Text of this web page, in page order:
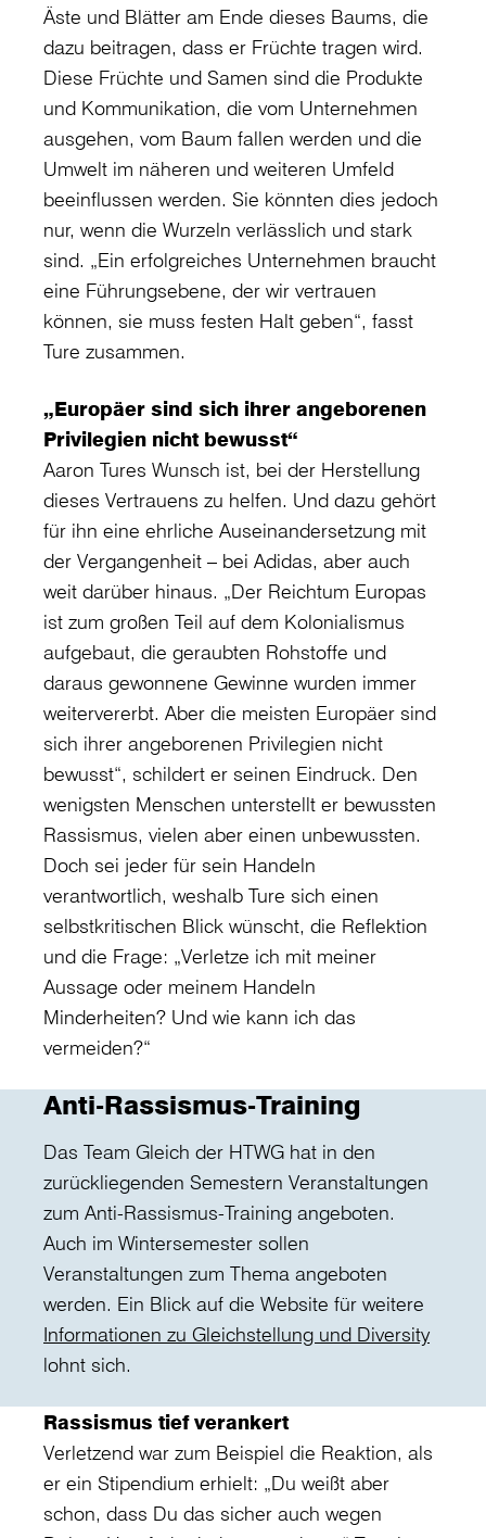
Äste und Blätter am Ende dieses Baums, die
dazu beitragen, dass er Früchte tragen wird.
Diese Früchte und Samen sind die Produkte
und Kommunikation, die vom Unternehmen
ausgehen, vom Baum fallen werden und die
Umwelt im näheren und weiteren Umfeld
beeinflussen werden. Sie könnten dies jedoch
nur, wenn die Wurzeln verlässlich und stark
sind. „Ein erfolgreiches Unternehmen braucht
eine Führungsebene, der wir vertrauen
können, sie muss festen Halt geben“, fasst
Ture zusammen.
„Europäer sind sich ihrer angeborenen
Privilegien nicht bewusst“
Aaron Tures Wunsch ist, bei der Herstellung
dieses Vertrauens zu helfen. Und dazu gehört
für ihn eine ehrliche Auseinandersetzung mit
der Vergangenheit – bei Adidas, aber auch
weit darüber hinaus. „Der Reichtum Europas
ist zum großen Teil auf dem Kolonialismus
aufgebaut, die geraubten Rohstoffe und
daraus gewonnene Gewinne wurden immer
weitervererbt. Aber die meisten Europäer sind
sich ihrer angeborenen Privilegien nicht
bewusst“, schildert er seinen Eindruck. Den
wenigsten Menschen unterstellt er bewussten
Rassismus, vielen aber einen unbewussten.
Doch sei jeder für sein Handeln
verantwortlich, weshalb Ture sich einen
selbstkritischen Blick wünscht, die Reflektion
und die Frage: „Verletze ich mit meiner
Aussage oder meinem Handeln
Minderheiten? Und wie kann ich das
vermeiden?“
Anti-Rassismus-Training
Das Team Gleich der HTWG hat in den
zurückliegenden Semestern Veranstaltungen
zum Anti-Rassismus-Training angeboten.
Auch im Wintersemester sollen
Veranstaltungen zum Thema angeboten
werden. Ein Blick auf die Website für weitere
Informationen zu Gleichstellung und Diversity
lohnt sich.
Rassismus tief verankert
Verletzend war zum Beispiel die Reaktion, als
er ein Stipendium erhielt: „Du weißt aber
schon, dass Du das sicher auch wegen